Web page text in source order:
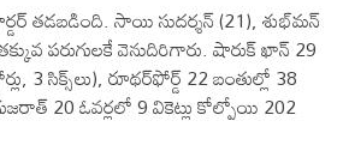
తడబడింది. సాయి సుదర్శన్ (21), శుభ్‌మన్
పరుగులకే వెనుదిరిగారు. షారుక్ ఖాన్ 29
3 సిక్స్‌లు), రూథర్‌ఫోర్డ్ 22 బంతుల్లో 38
20 ఓవర్లలో 9 వికెట్లు కోల్పోయి 202